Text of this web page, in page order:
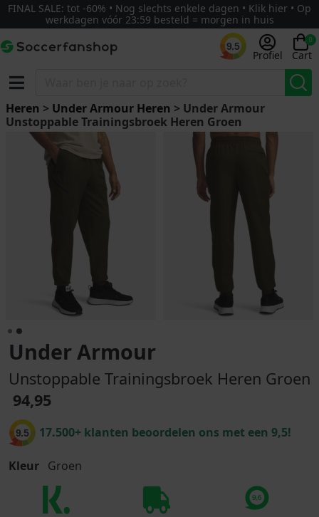
FINAL SALE: tot -60% • Nog slechts enkele dagen • Klik hier • Op
werkdagen vóór 23:59 besteld = morgen in huis
9.5
Profiel
0
Cart
Heren > Under Armour Heren > Under Armour
Unstoppable Trainingsbroek Heren Groen
Under Armour
Unstoppable Trainingsbroek Heren Groen
94,95
9.5 17.500+ klanten beoordelen ons met een 9,5!
Kleur Groen